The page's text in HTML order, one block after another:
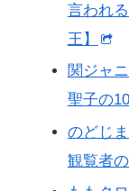
言われ
王】
関ジャ
聖子の
のどじ
観覧者